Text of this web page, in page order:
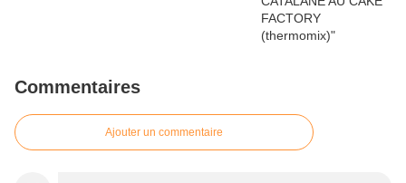
Commentaires
Ajouter un commentaire